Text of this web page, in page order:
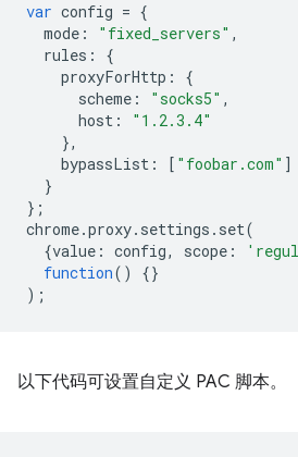
var config = {
mode : "fixed_servers" ,
rules :
{
proxyForHttp :
{
scheme : "socks5" ,
host :
"1.2.3.4"
},
bypassList : [ "foobar.com" ]
}
};
chrome.proxy. settings . set(
{value : config, scope :
function()
{}
);
以下代码可设置自定义 PAC 脚本。